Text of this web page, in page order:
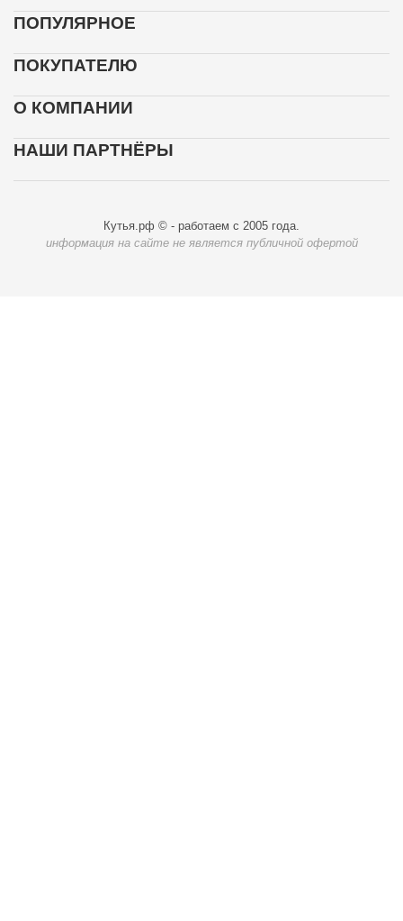
ПОПУЛЯРНОЕ
ПОКУПАТЕЛЮ
О КОМПАНИИ
НАШИ ПАРТНЁРЫ
Кутья.рф © - работаем с 2005 года.
информация на сайте не является публичной офертой